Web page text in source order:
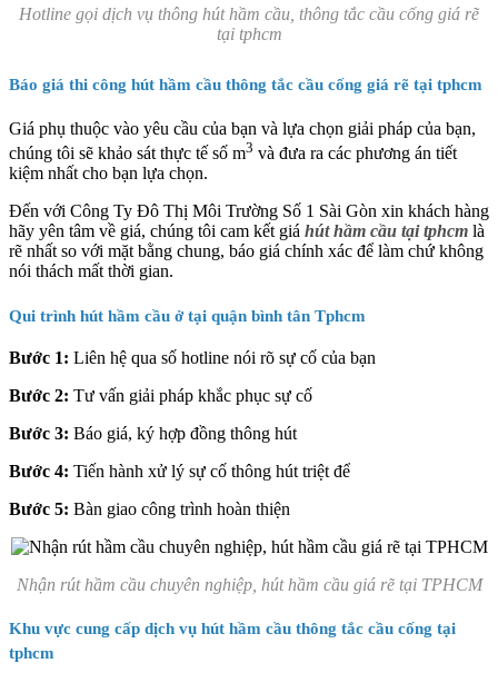
Hotline gọi dịch vụ thông hút hầm cầu, thông tắc cầu cống giá rẽ
tại tphcm
Báo giá thi công hút hầm cầu thông tắc cầu cống giá rẽ tại tphcm
Giá phụ thuộc vào yêu cầu của bạn và lựa chọn giải pháp của bạn,
chúng tôi sẽ khảo sát thực tế số m3 và đưa ra các phương án tiết
kiệm nhất cho bạn lựa chọn.
Đến với Công Ty Đô Thị Môi Trường Số 1 Sài Gòn xin khách hàng
hãy yên tâm về giá, chúng tôi cam kết giá hút hầm cầu tại tphcm là
rẽ nhất so với mặt bằng chung, báo giá chính xác để làm chứ không
nói thách mất thời gian.
Qui trình hút hầm cầu ở tại quận bình tân Tphcm
Bước 1: Liên hệ qua số hotline nói rõ sự cố của bạn
Bước 2: Tư vấn giải pháp khắc phục sự cố
Bước 3: Báo giá, ký hợp đồng thông hút
Bước 4: Tiến hành xử lý sự cố thông hút triệt để
Bước 5: Bàn giao công trình hoàn thiện
Nhận rút hầm cầu chuyên nghiệp, hút hầm cầu giá rẽ tại TPHCM
Khu vực cung cấp dịch vụ hút hầm cầu thông tắc cầu cống tại
tphcm